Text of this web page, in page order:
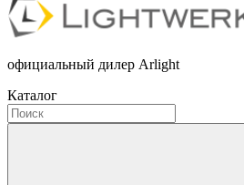
официальный дилер Arlight
Каталог